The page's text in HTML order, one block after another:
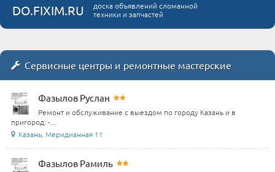
DO.FIXIM.RU
доска объявлений сломанной
техники и запчастей
Сервисные центры и ремонтные мастерские
Фазылов Руслан
Ремонт и обслуживание с выездом по городу Казань и в
пригород: -...
Казань, Меридианная 11
Фазылов Рамиль